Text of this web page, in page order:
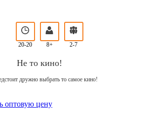
20-20 8+ 2-7
Не то кино!
дружно выбрать то самое кино!
оптовую цену